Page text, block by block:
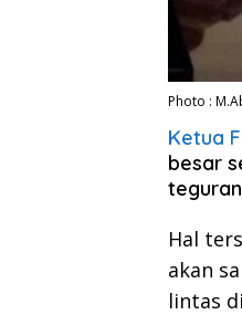
Photo :
Ketua
besar
Hal
akan
lintas di